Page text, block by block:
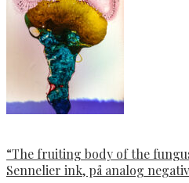
“The fruiting body of the
Sennelier ink, på analog